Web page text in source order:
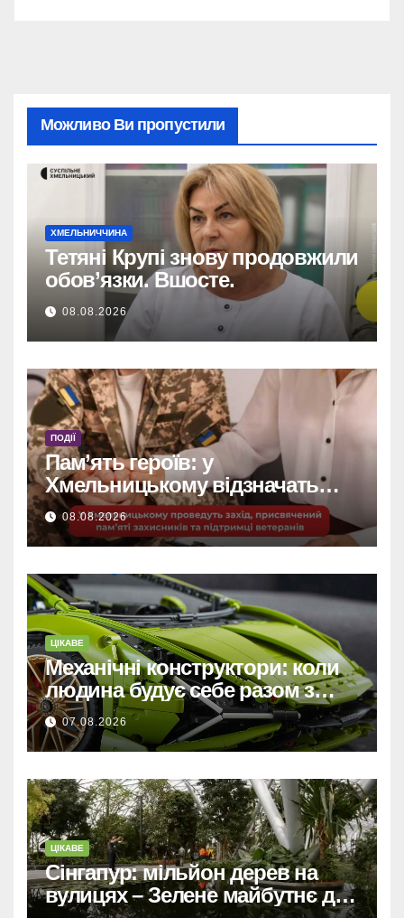
Можливо Ви пропустили
ХМЕЛЬНИЧЧИНА
Тетяні Крупі знову продовжили
обов’язки. Вшосте.
08.08.2026
ПОДІЇ
Пам’ять героїв: у
Хмельницькому відзначать
захисників та підтримають
ветеранів.
08.08.2026
ЦІКАВЕ
Механічні конструктори: коли
людина будує себе разом з
машиною
07.08.2026
ЦІКАВЕ
Сінгапур: мільйон дерев на
вулицях – Зелене майбутнє для